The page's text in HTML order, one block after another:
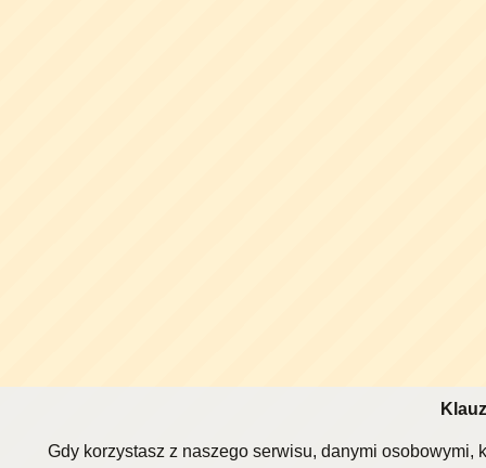
Gdy korzystasz z naszego serwisu, danymi osobowymi,